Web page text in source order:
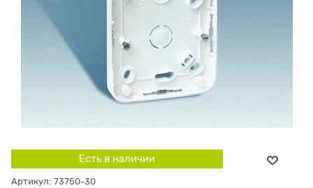
Есть в наличии
Артикул: 73750-30